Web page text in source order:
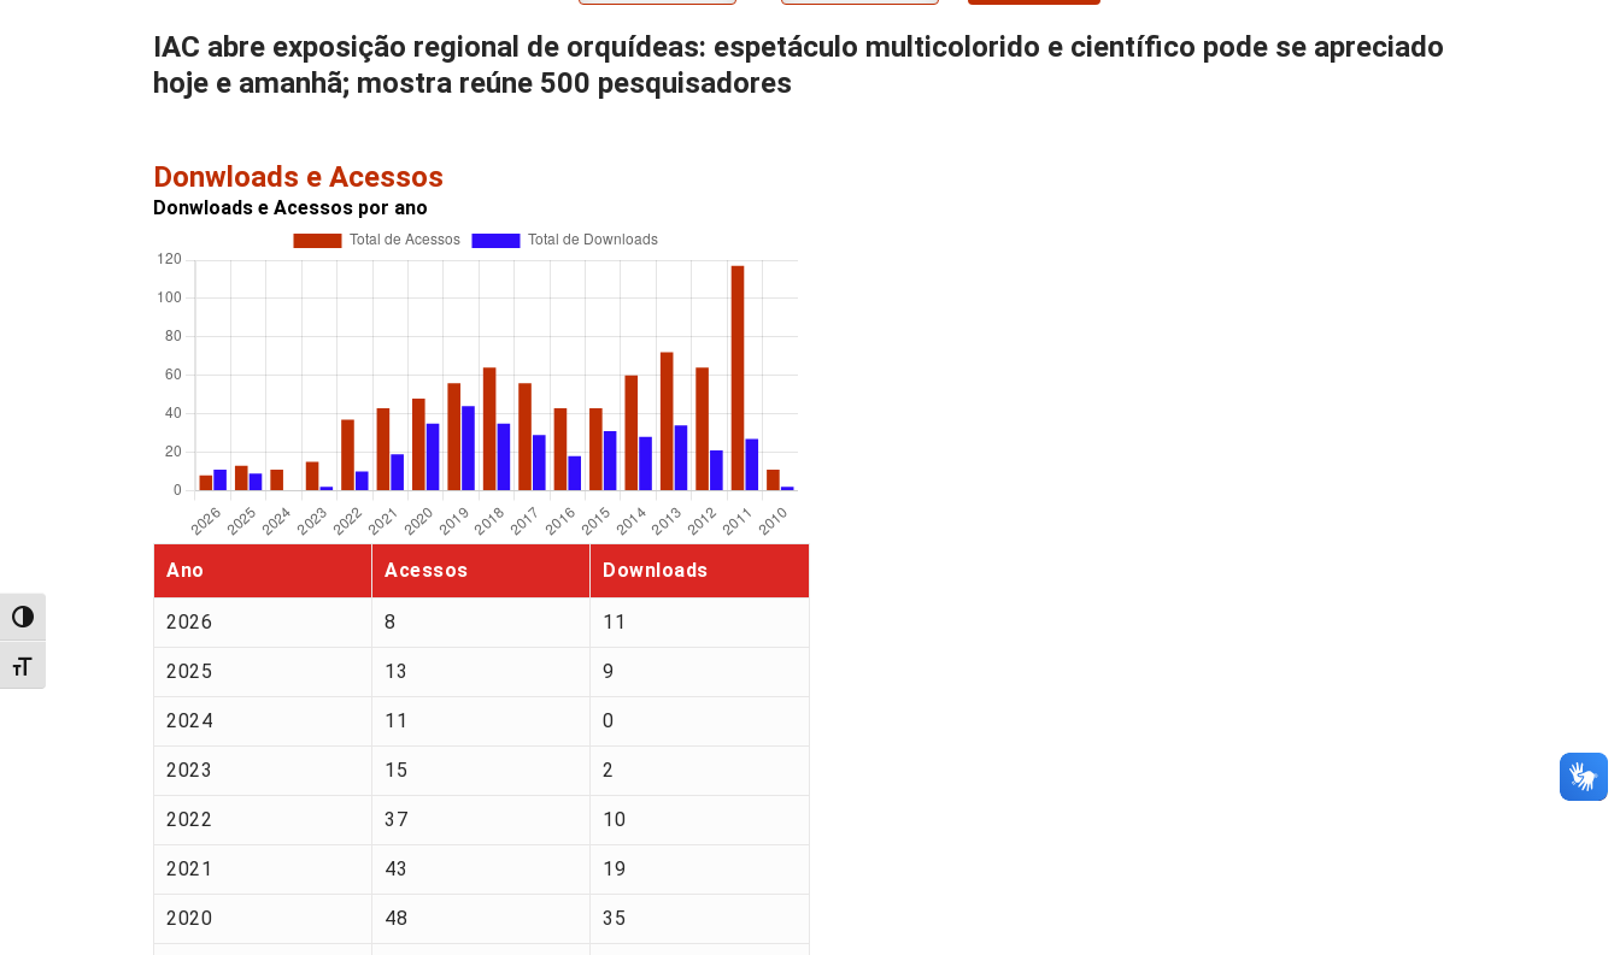
Alternar alto contraste
Alternar tamanho da fonte
IAC abre exposição regional de orquídeas: espetáculo multicolorido e científico pode se apreciado
hoje e amanhã; mostra reúne 500 pesquisadores
Donwloads e Acessos
Donwloads e Acessos por ano
Ano Acessos Downloads
2026 8 11
2025 13 9
2024 11 0
2023 15 2
2022 37 10
2021 43 19
2020 48 35